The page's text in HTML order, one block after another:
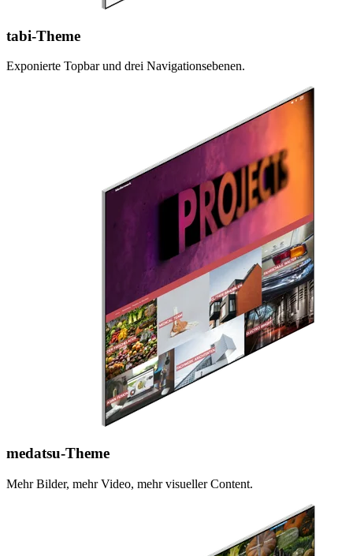
tabi-Theme
Exponierte Topbar und drei Navigationsebenen.
medatsu-Theme
Mehr Bilder, mehr Video, mehr visueller Content.